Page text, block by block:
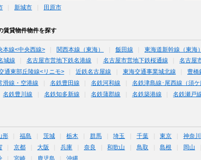
新城市 田原市
賃貸物件物件を探す
本線<中央西線> 関西本線（東海） 飯田線 東海道新幹線（東海）
城線 名古屋市営地下鉄名港線 名古屋市営地下鉄桜通線
名古屋
通東部丘陵線<リニモ> 近鉄名古屋線 東海交通事業城北線 豊橋
滑線・空港線 名鉄豊田線 名鉄河和線 名鉄津島線･尾西線（須ケ
名鉄豊川線 名鉄知多新線 名鉄蒲郡線 名鉄築港線 名鉄瀬戸
形 福島 茨城 栃木 群馬 埼玉 千葉 東京 神奈川
京都 大阪 兵庫 奈良 和歌山 鳥取 島根 岡山
宮崎 鹿児島 沖縄